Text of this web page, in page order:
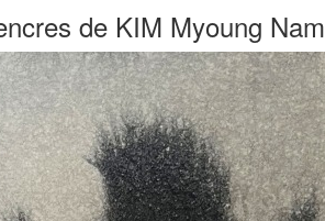
de KIM Myoung Nam